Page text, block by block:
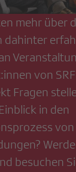
mehr über
dahinter
von
Fragen
in den
besuchen